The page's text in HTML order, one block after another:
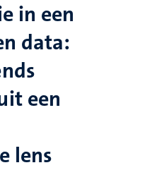
in een
data:
een
lens